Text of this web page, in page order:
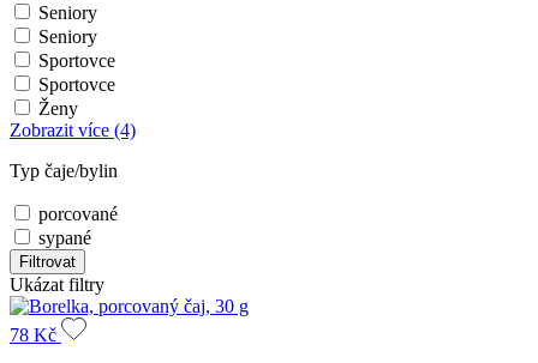
Seniory
Seniory
Sportovce
Sportovce
Ženy
Zobrazit více (4)
Typ čaje/bylin
porcované
sypané
Filtrovat
Ukázat filtry
78 Kč